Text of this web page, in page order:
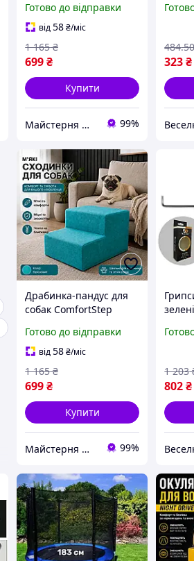
легкий підйом для
вашого
вихованця36х27х40см
Готово до відправки
від58₴/міс
699₴
1 165 ₴
Купити
Майстерня Меблі Стиль 99%
ручки
323₴
484
Драбинка-пандус для
собак ComfortStep
легкий підйом для
вашого
вихованця36х27х40см
Готово до відправки
від58₴/міс
699₴
1 165 ₴
Купити
Майстерня Меблі Стиль 99%
802₴
1 203